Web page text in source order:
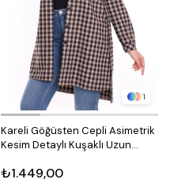
1
Kareli Göğüsten Cepli Asimetrik
Kesim Detaylı Kuşaklı Uzun
₺1.449,00